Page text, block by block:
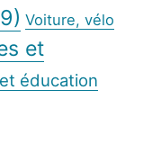
Voiture, vélo
et
éducation